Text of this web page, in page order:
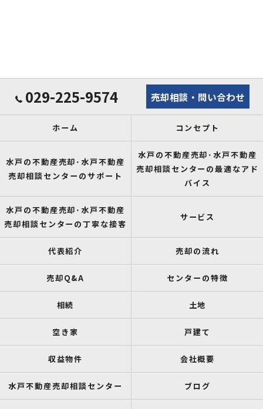
029-225-9574 売却相談・問い合わせ
ホーム コンセプト
水戸の不動産売却･水戸不動産
売却相談センターのサポート
水戸の不動産売却･水戸不動産
売却相談センターの最適なアド
バイス
水戸の不動産売却･水戸不動産
売却相談センターの丁寧な接客
サービス
代表紹介 売却の流れ
売却Q&A センターの特徴
相続 土地
空き家 戸建て
収益物件 会社概要
水戸不動産売却相談センター ブログ